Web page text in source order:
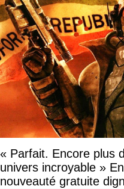
« Parfait. Encore plus
univers incroyable »
nouveauté gratuite